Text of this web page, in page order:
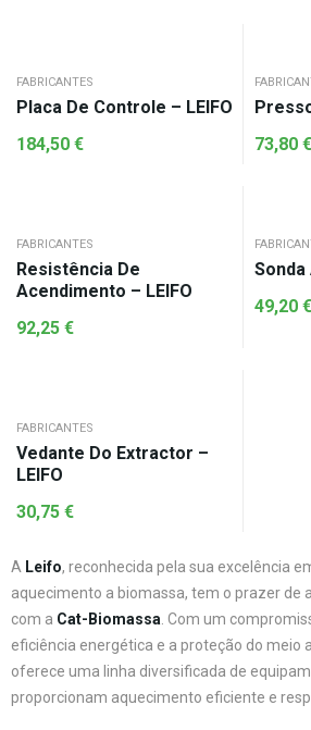
FABRICANTES
Placa De Controle – LEIFO
184,50 €
73,80 €
FABRICANTES
Resistência De
Acendimento – LEIFO
92,25 €
Sonda
49,20 €
FABRICANTES
Vedante Do Extractor –
LEIFO
30,75 €
A Leifo, reconhecida pela sua excelência
aquecimento a biomassa, tem o prazer de
com a Cat-Biomassa. Com um
eficiência energética e a proteção do meio
oferece uma linha diversificada de
proporcionam aquecimento eficiente e